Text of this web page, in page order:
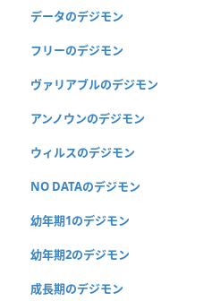
データのデジモン
フリーのデジモン
ヴァリアブルのデジモン
アンノウンのデジモン
ウィルスのデジモン
NO DATAのデジモン
幼年期1のデジモン
幼年期2のデジモン
成長期のデジモン